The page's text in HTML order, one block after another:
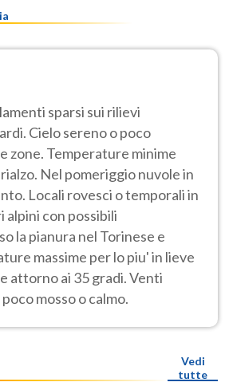
sparsi sui rilievi
Cielo sereno o poco
zone. Temperature minime
Nel pomeriggio nuvole in
Locali rovesci o temporali in
con possibili
la pianura nel Torinese e
massime per lo piu' in lieve
attorno ai 35 gradi. Venti
mosso o calmo.
Vedi
tutte